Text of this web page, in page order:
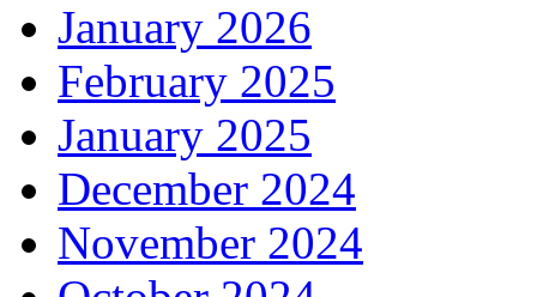
January 2026
February 2025
January 2025
December 2024
November 2024